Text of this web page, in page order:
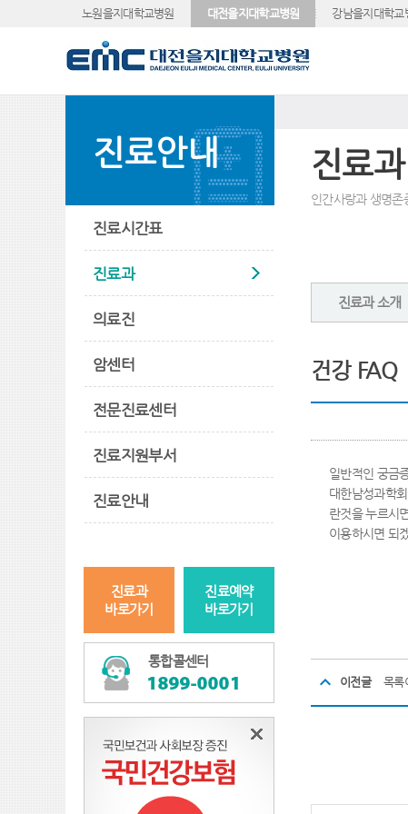
노원을지대학교병원 대전을지대학교병원 강남을지대학교
진료안내
진료시간표
진료과
의료진
암센터
전문진료센터
진료지원부서
진료안내
진료과
바로가기
진료예약
바로가기
통합콜센터
진료과
인간사랑과 생명존
진료과 소개
건강 FAQ
일반적인 궁금
대한남성과학
란것을 누르시
이용하시면 되
이전글 목록